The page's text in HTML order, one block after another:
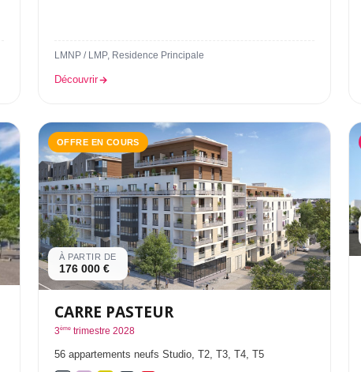
LMNP / LMP, Residence Principale
Découvrir
OFFRE EN COURS
À PARTIR DE
176 000 €
CARRE PASTEUR
3ème trimestre 2028
56 appartements neufs Studio, T2, T3, T4, T5